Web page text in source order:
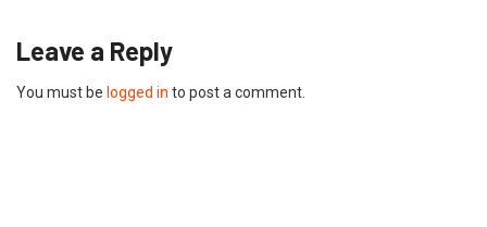
Leave a Reply
You must be logged in to post a comment.